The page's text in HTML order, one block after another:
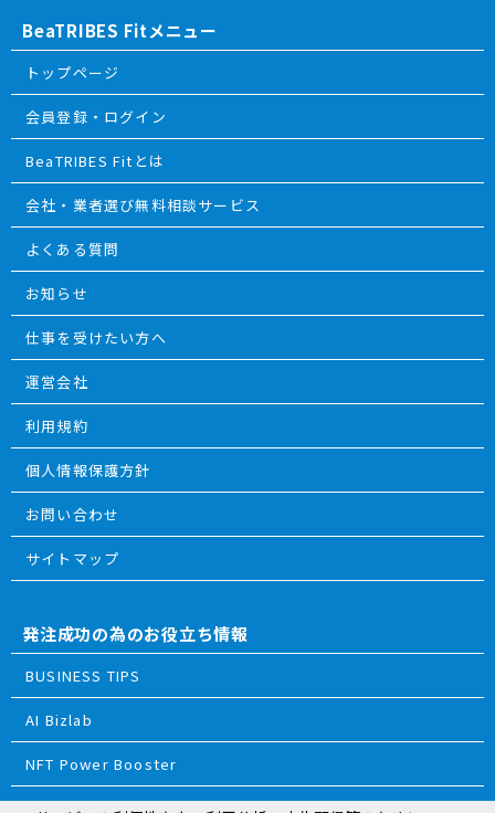
BeaTRIBES Fitメニュー
トップページ
会員登録・ログイン
BeaTRIBES Fitとは
会社・業者選び無料相談サービス
よくある質問
お知らせ
仕事を受けたい方へ
運営会社
利用規約
個人情報保護方針
お問い合わせ
サイトマップ
発注成功の為のお役立ち情報
BUSINESS TIPS
AI Bizlab
NFT Power Booster